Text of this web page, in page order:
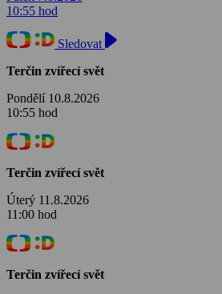
10:55 hod
Sledovat
Terčin zvířecí svět
Pondělí 10.8.2026
10:55 hod
Terčin zvířecí svět
Úterý 11.8.2026
11:00 hod
Terčin zvířecí svět